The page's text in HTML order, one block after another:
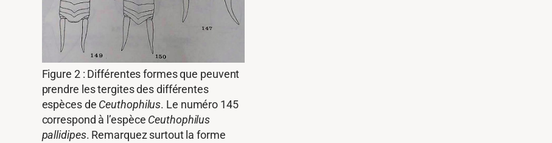
Figure 2 : Différentes formes que peuvent
prendre les tergites des différentes
espèces de Ceuthophilus. Le numéro 145
correspond à l’espèce Ceuthophilus
pallidipes. Remarquez surtout la forme